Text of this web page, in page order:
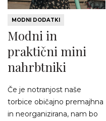
MODNI DODATKI
Modni in
praktični mini
nahrbtniki
Če je notranjost naše
torbice običajno premajhna
in neorganizirana, nam bo